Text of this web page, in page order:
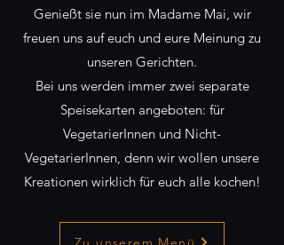
Genießt sie nun im Madame Mai, wir
freuen uns auf euch und eure Meinung zu
unseren Gerichten.
Bei uns werden immer zwei separate
Speisekarten angeboten: für
VegetarierInnen und Nicht-
VegetarierInnen, denn wir wollen unsere
Kreationen wirklich für euch alle kochen!